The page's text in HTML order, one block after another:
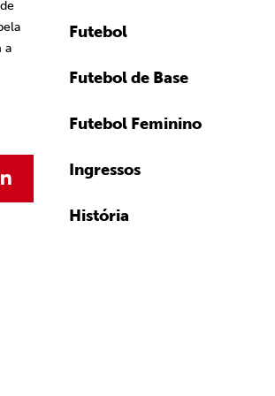
a
Futebol
Futebol de Base
Futebol Feminino
Ingressos
História